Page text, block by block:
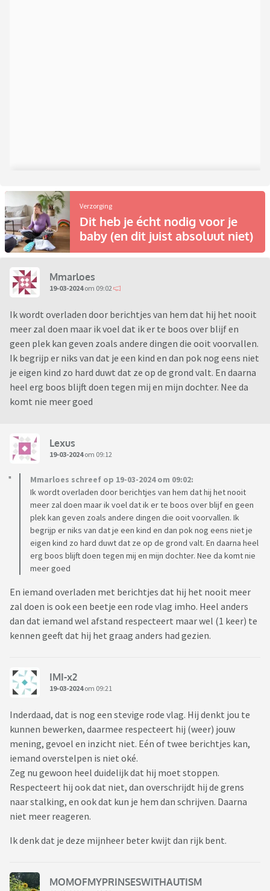
Verzorging
Dit heb je écht nodig voor je
baby (en dit juist absoluut niet)
Mmarloes
19-03-2024om 09:02
Ik wordt overladen door berichtjes van hem dat hij het nooit
meer zal doen maar ik voel dat ik er te boos over blijf en
geen plek kan geven zoals andere dingen die ooit voorvallen.
Ik begrijp er niks van dat je een kind en dan pok nog eens niet
je eigen kind zo hard duwt dat ze op de grond valt. En daarna
heel erg boos blijft doen tegen mij en mijn dochter. Nee da
komt nie meer goed
Lexus
19-03-2024om 09:12
Mmarloes schreef op 19-03-2024 om 09:02:
Ik wordt overladen door berichtjes van hem dat hij het nooit
meer zal doen maar ik voel dat ik er te boos over blijf en geen
plek kan geven zoals andere dingen die ooit voorvallen. Ik
begrijp er niks van dat je een kind en dan pok nog eens niet je
eigen kind zo hard duwt dat ze op de grond valt. En daarna heel
erg boos blijft doen tegen mij en mijn dochter. Nee da komt nie
meer goed
En iemand overladen met berichtjes dat hij het nooit meer
zal doen is ook een beetje een rode vlag imho. Heel anders
dan dat iemand wel afstand respecteert maar wel (1 keer) te
kennen geeft dat hij het graag anders had gezien.
IMI-x2
19-03-2024om 09:21
Inderdaad, dat is nog een stevige rode vlag. Hij denkt jou te
kunnen bewerken, daarmee respecteert hij (weer) jouw
mening, gevoel en inzicht niet. Eén of twee berichtjes kan,
iemand overstelpen is niet oké.
Zeg nu gewoon heel duidelijk dat hij moet stoppen.
Respecteert hij ook dat niet, dan overschrijdt hij de grens
naar stalking, en ook dat kun je hem dan schrijven. Daarna
niet meer reageren.
Ik denk dat je deze mijnheer beter kwijt dan rijk bent.
MOMOFMYPRINSESWITHAUTISM